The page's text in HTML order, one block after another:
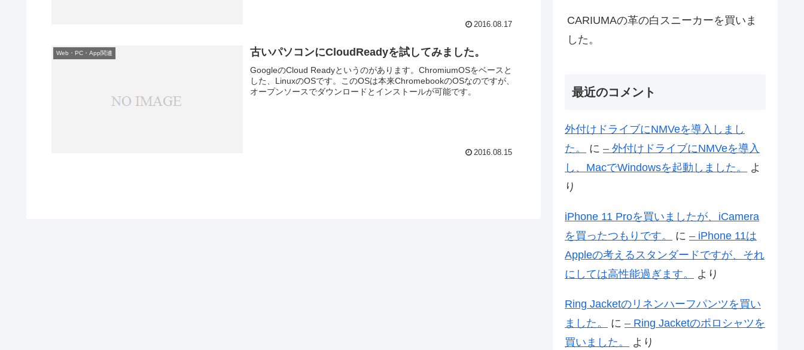
2016.08.17
Web・PC・App関連 古いパソコンにCloudReadyを試してみました。
GoogleのCloud Readyというのがあります。ChromiumOSをベースと
した、LinuxのOSです。このOSは本来ChromebookのOSなのですが、
オープンソースでダウンロードとインストールが可能です。
2016.08.15
CARIUMAの革の白スニーカーを買いま
した。
最近のコメント
外付けドライブにNMVeを導入しまし
た。
に – 外付けドライブにNMVeを導入
し、MacでWindowsを起動しました。
よ
り
iPhone 11 Proを買いましたが、iCamera
を買ったつもりです。
に – iPhone 11は
Appleの考えるスタンダードですが、それ
にしては高性能過ぎます。
より
Ring Jacketのリネンハーフパンツを買い
ました。
に – Ring Jacketのポロシャツを
買いました。
より